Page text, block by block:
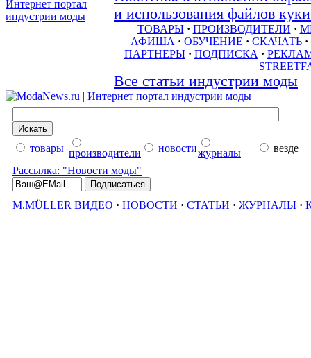
и использования файлов
ТОВАРЫ · ПРОИЗВОДИТЕЛИ ·
АФИША · ОБУЧЕНИЕ · СКАЧАТЬ ·
ПАРТНЕРЫ · ПОДПИСКА ·
Все статьи индустрии моды
товары производители новостижурналы
везде
Рассылка: "Новости моды"
M.MÜLLER ВИДЕО · НОВОСТИ · СТАТЬИ · ЖУРНАЛЫ ·